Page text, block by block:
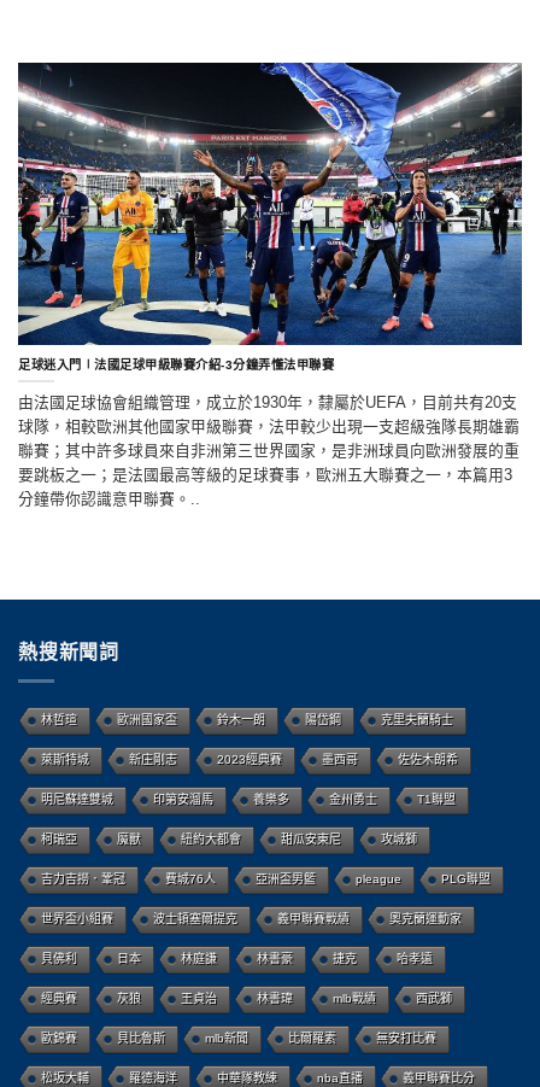
足球迷入門∣法國足球甲級聯賽介紹-3分鐘弄懂法甲聯賽
由法國足球協會組織管理，成立於1930年，隸屬於UEFA，目前共有20支
球隊，相較歐洲其他國家甲級聯賽，法甲較少出現一支超級強隊長期雄霸
聯賽；其中許多球員來自非洲第三世界國家，是非洲球員向歐洲發展的重
要跳板之一；是法國最高等級的足球賽事，歐洲五大聯賽之一，本篇用3
分鐘帶你認識意甲聯賽。..
熱搜新聞詞
林哲瑄 歐洲國家盃 鈴木一朗 陽岱鋼 克里夫蘭騎士
萊斯特城 新庄剛志 2023經典賽 墨西哥 佐佐木朗希
明尼蘇達雙城 印第安溜馬 養樂多 金州勇士 T1聯盟
柯瑞亞 魔獸 紐約大都會 甜瓜安東尼 攻城獅
吉力吉撈．鞏冠 費城76人 亞洲盃男籃 pleague PLG聯盟
世界盃小組賽 波士頓塞爾提克 義甲聯賽戰績 奧克蘭運動家
貝佛利 日本 林庭謙 林書豪 捷克 哈孝遠
經典賽 灰狼 王貞治 林書瑋 mlb戰績 西武獅
歐錦賽 貝比魯斯 mlb新聞 比爾羅素 無安打比賽
松坂大輔 羅德海洋 中華隊教練 nba直播 義甲聯賽比分